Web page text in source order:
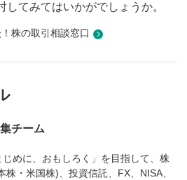
てみてはいかがでしょうか。
株の取引相談窓口
チーム
じめに、おもしろく」を目指して、株
株・米国株)、投資信託、FX、NISA、